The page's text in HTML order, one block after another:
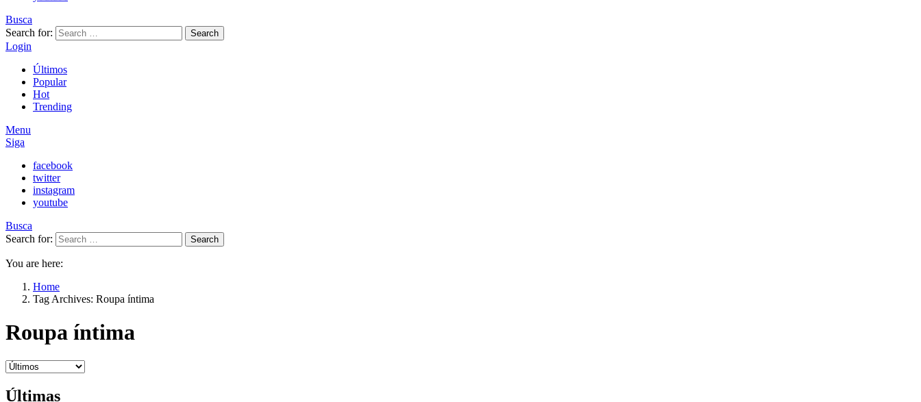
Busca
Search for:
Search
Login
Últimos
Popular
Hot
Trending
Menu
Siga
facebook
twitter
instagram
youtube
Busca
Search for:
Search
You are here:
Home
Tag Archives: Roupa íntima
Roupa íntima
Últimas